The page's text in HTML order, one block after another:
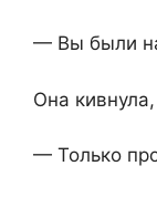
— Вы были
Она
— Только